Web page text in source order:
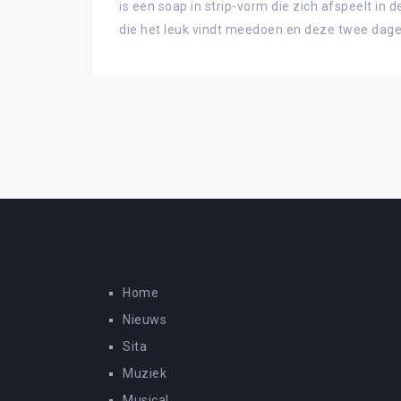
is een soap in strip-vorm die zich afspeelt in
die het leuk vindt meedoen en deze twee
Home
Nieuws
Sita
Muziek